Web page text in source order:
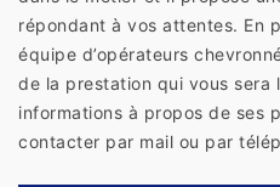
répondant à vos attentes. En
équipe d’opérateurs
de la prestation qui vous sera
informations à propos de ses
contacter par mail ou par